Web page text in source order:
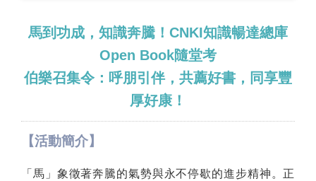
馬到功成，知識奔騰！CNKI知識暢達總庫
Open Book隨堂考
伯樂召集令：呼朋引伴，共薦好書，同享豐
厚好康！
【活動簡介】
「馬」象徵著奔騰的氣勢與永不停歇的進步精神。正